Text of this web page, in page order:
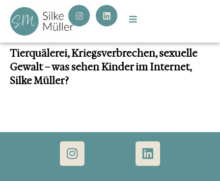
Tierquälerei, Kriegsverbrechen, sexuelle
Gewalt – was sehen Kinder im Internet,
Silke Müller?